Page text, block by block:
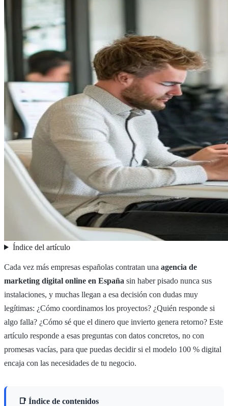
Índice del artículo
Cada vez más empresas españolas contratan una agencia de
marketing digital online en España sin haber pisado nunca sus
instalaciones, y muchas llegan a esa decisión con dudas muy
legítimas: ¿Cómo coordinamos los proyectos? ¿Quién responde si
algo falla? ¿Cómo sé que el dinero que invierto genera retorno? Este
artículo responde a esas preguntas con datos concretos, no con
promesas vacías, para que puedas decidir si el modelo 100 % digital
encaja con las necesidades de tu negocio.
📑 Índice de contenidos